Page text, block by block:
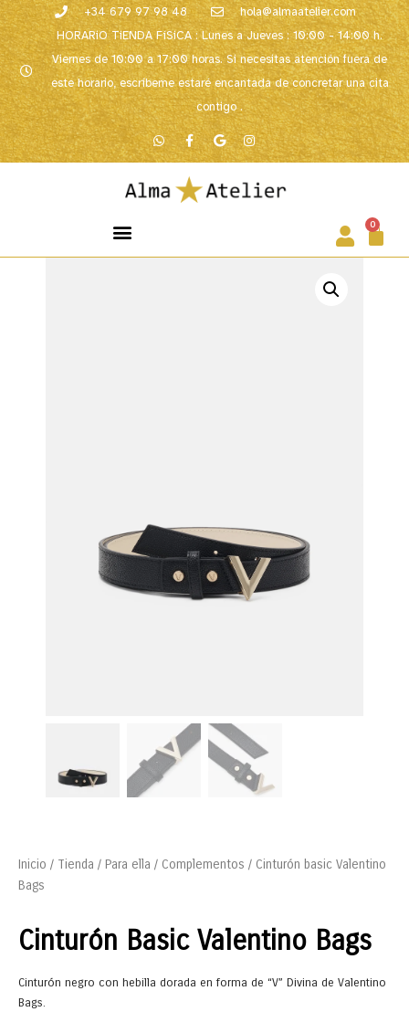
+34 679 97 98 48
hola@almaatelier.com
HORARiO TiENDA FíSiCA : Lunes a Jueves : 10:00 - 14:00 h.
Viernes de 10:00 a 17:00 horas. Si necesitas atención fuera de
este horario, escríbeme estaré encantada de concretar una cita
contigo .
0
Inicio / Tienda / Para ella / Complementos / Cinturón basic Valentino
Bags
Cinturón Basic Valentino Bags
Cinturón negro con hebilla dorada en forma de “V” Divina de Valentino
Bags.